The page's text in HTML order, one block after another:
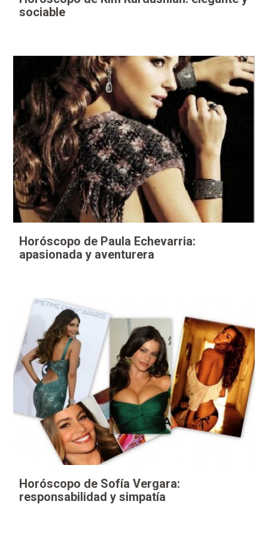
sociable
Horóscopo de Paula Echevarria:
apasionada y aventurera
Horóscopo de Sofía Vergara:
responsabilidad y simpatía